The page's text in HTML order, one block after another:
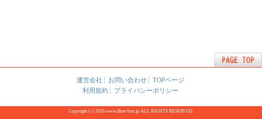
運営会社 お問い合わせ
TOPページ
利用規約
プライバシーポリシー
Copyright (c) 2026 www.illust-box.jp ALL RIGHTS RESERVED.